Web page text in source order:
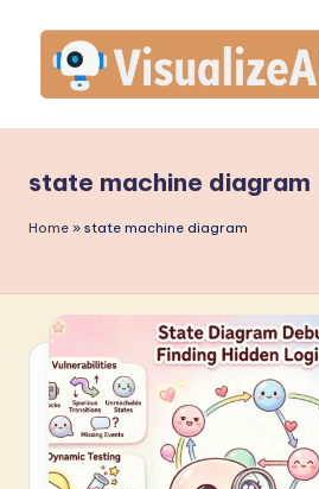
content
u
a
e
A
state machine diagram
Home » state machine diagram